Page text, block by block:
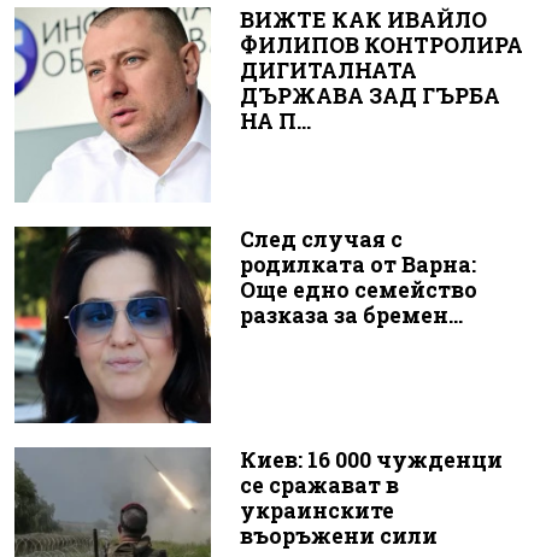
ВИЖТЕ КАК ИВАЙЛО
ФИЛИПОВ КОНТРОЛИРА
ДИГИТАЛНАТА
ДЪРЖАВА ЗАД ГЪРБА
НА П...
След случая с
родилката от Варна:
Още едно семейство
разказа за бремен...
Киев: 16 000 чужденци
се сражават в
украинските
въоръжени сили